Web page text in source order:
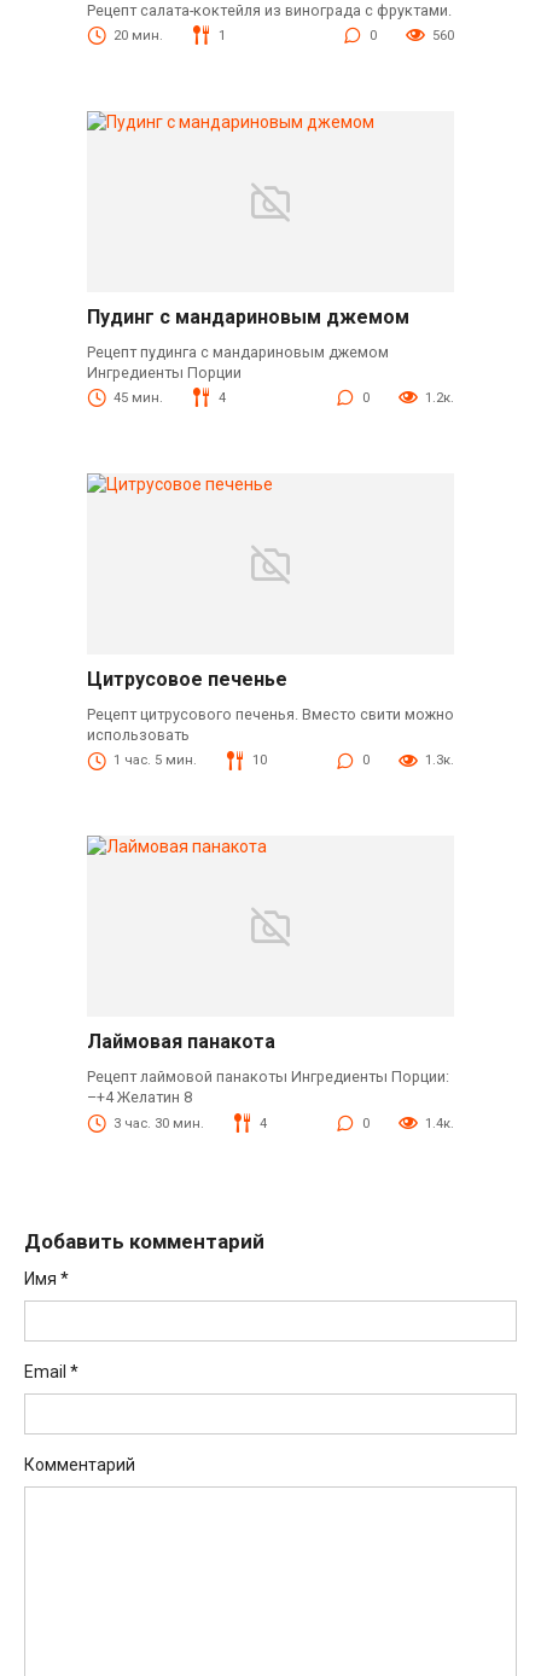
Рецепт салата-коктейля из винограда с фруктами.
20 мин. 1 0 560
Пудинг с мандариновым джемом
Рецепт пудинга с мандариновым джемом
Ингредиенты Порции
45 мин. 4 0 1.2к.
Цитрусовое печенье
Рецепт цитрусового печенья. Вместо свити можно
использовать
1 час. 5 мин. 10 0 1.3к.
Лаймовая панакота
Рецепт лаймовой панакоты Ингредиенты Порции:
–+4 Желатин 8
3 час. 30 мин. 4 0 1.4к.
Добавить комментарий
Имя *
Email *
Комментарий